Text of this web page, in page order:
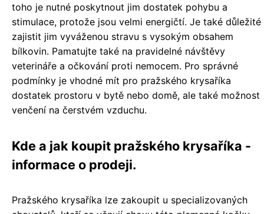
toho je nutné poskytnout jim dostatek pohybu a
stimulace, protože jsou velmi energičtí. Je také důležité
zajistit jim vyváženou stravu s vysokým obsahem
bílkovin. Pamatujte také na pravidelné návštěvy
veterináře a očkování proti nemocem. Pro správné
podmínky je vhodné mít pro pražského krysaříka
dostatek prostoru v bytě nebo domě, ale také možnost
venčení na čerstvém vzduchu.
Kde a jak koupit pražského krysaříka -
informace o prodeji.
Pražského krysaříka lze zakoupit u specializovaných